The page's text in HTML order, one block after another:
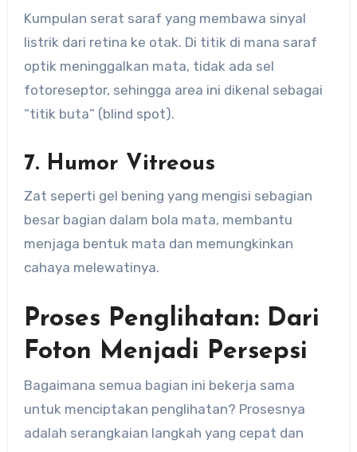
Kumpulan serat saraf yang membawa sinyal
listrik dari retina ke otak. Di titik di mana saraf
optik meninggalkan mata, tidak ada sel
fotoreseptor, sehingga area ini dikenal sebagai
“titik buta” (blind spot).
7. Humor Vitreous
Zat seperti gel bening yang mengisi sebagian
besar bagian dalam bola mata, membantu
menjaga bentuk mata dan memungkinkan
cahaya melewatinya.
Proses Penglihatan: Dari
Foton Menjadi Persepsi
Bagaimana semua bagian ini bekerja sama
untuk menciptakan penglihatan? Prosesnya
adalah serangkaian langkah yang cepat dan